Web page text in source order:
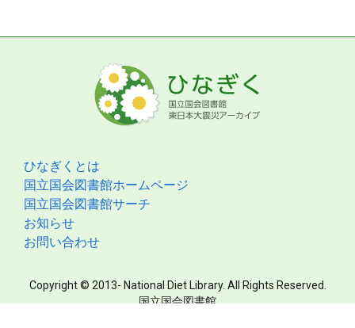
ひなぎくとは
国立国会図書館ホームページ
国立国会図書館サーチ
お知らせ
お問い合わせ
Copyright © 2013- National Diet Library. All Rights Reserved.